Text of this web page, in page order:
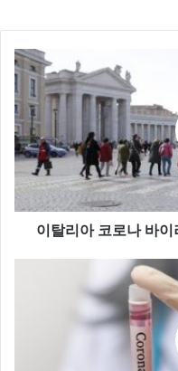
갤럭시Z 플립은 국내는
고 있지만 5G가 아닌
최대 성능의 갤럭시S
가장 먼저 이동통신사
국 확대가 우선이 되어
이탈리아 코로나 바